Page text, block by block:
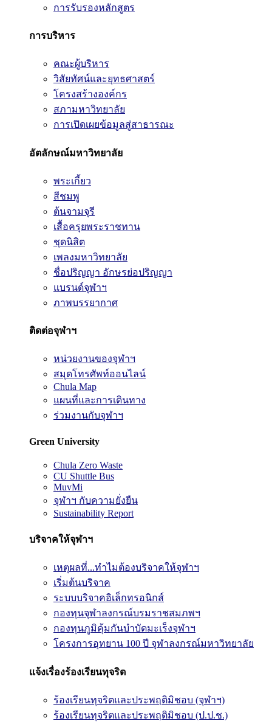
การรับรองหลักสูตร
การบริหาร
คณะผู้บริหาร
วิสัยทัศน์และยุทธศาสตร์
โครงสร้างองค์กร
สภามหาวิทยาลัย
การเปิดเผยข้อมูลสู่สาธารณะ
อัตลักษณ์มหาวิทยาลัย
พระเกี้ยว
สีชมพู
ต้นจามจุรี
เสื้อครุยพระราชทาน
ชุดนิสิต
เพลงมหาวิทยาลัย
ชื่อปริญญา อักษรย่อปริญญา
แบรนด์จุฬาฯ
ภาพบรรยากาศ
ติดต่อจุฬาฯ
หน่วยงานของจุฬาฯ
สมุดโทรศัพท์ออนไลน์
Chula Map
แผนที่และการเดินทาง
ร่วมงานกับจุฬาฯ
Green University
Chula Zero Waste
CU Shuttle Bus
MuvMi
จุฬาฯ กับความยั่งยืน
Sustainability Report
บริจาคให้จุฬาฯ
เหตุผลที่...ทำไมต้องบริจาคให้จุฬาฯ
เริ่มต้นบริจาค
ระบบบริจาคอิเล็กทรอนิกส์
กองทุนจุฬาลงกรณ์บรมราชสมภพฯ
กองทุนภูมิคุ้มกันบำบัดมะเร็งจุฬาฯ
โครงการอุทยาน 100 ปี จุฬาลงกรณ์มหาวิทยาลัย
แจ้งเรื่องร้องเรียนทุจริต
ร้องเรียนทุจริตและประพฤติมิชอบ (จุฬาฯ)
ร้องเรียนทุจริตและประพฤติมิชอบ (ป.ป.ช.)